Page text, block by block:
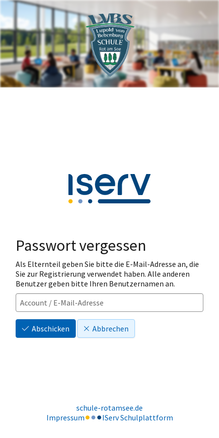
Passwort vergessen
Als Elternteil geben Sie bitte die E-Mail-Adresse an, die
Sie zur Registrierung verwendet haben. Alle anderen
Benutzer geben bitte Ihren Benutzernamen an.
Abschicken Abbrechen
schule-rotamsee.de
Impressum
IServ Schulplattform